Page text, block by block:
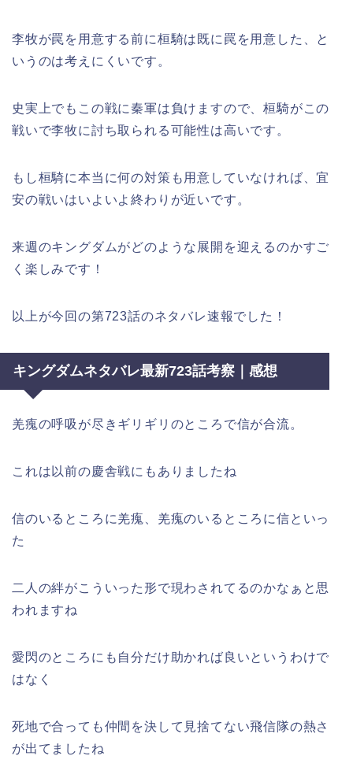
李牧が罠を用意する前に桓騎は既に罠を用意した、と
いうのは考えにくいです。
史実上でもこの戦に秦軍は負けますので、桓騎がこの
戦いで李牧に討ち取られる可能性は高いです。
もし桓騎に本当に何の対策も用意していなければ、宜
安の戦いはいよいよ終わりが近いです。
来週のキングダムがどのような展開を迎えるのかすご
く楽しみです！
以上が今回の第723話のネタバレ速報でした！
キングダムネタバレ最新723話考察｜感想
羌瘣の呼吸が尽きギリギリのところで信が合流。
これは以前の慶舎戦にもありましたね
信のいるところに羌瘣、羌瘣のいるところに信といっ
た
二人の絆がこういった形で現わされてるのかなぁと思
われますね
愛閃のところにも自分だけ助かれば良いというわけで
はなく
死地で合っても仲間を決して見捨てない飛信隊の熱さ
が出てましたね